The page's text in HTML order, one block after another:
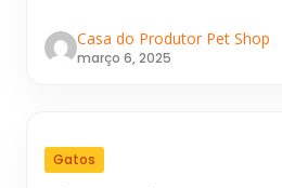
Casa do Produtor Pet Shop
março 6, 2025
Gatos